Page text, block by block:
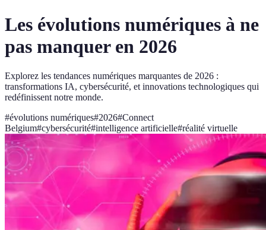
Les évolutions numériques à ne
pas manquer en 2026
Explorez les tendances numériques marquantes de 2026 :
transformations IA, cybersécurité, et innovations technologiques qui
redéfinissent notre monde.
#évolutions numériques#2026#Connect
Belgium#cybersécurité#intelligence artificielle#réalité virtuelle